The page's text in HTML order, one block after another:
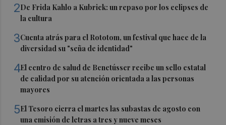
2De Frida Kahlo a Kubrick: un repaso por los eclipses de
la cultura
3Cuenta atrás para el Rototom, un festival que hace de la
diversidad su "seña de identidad"
4El centro de salud de Benetússer recibe un sello estatal
de calidad por su atención orientada a las personas
mayores
5El Tesoro cierra el martes las subastas de agosto con
una emisión de letras a tres y nueve meses